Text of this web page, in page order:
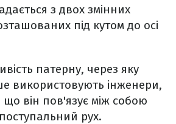
з двох змінних
під кутом до осі
патерну, через яку
використовують інженери,
що він пов'язує між собою
рух.